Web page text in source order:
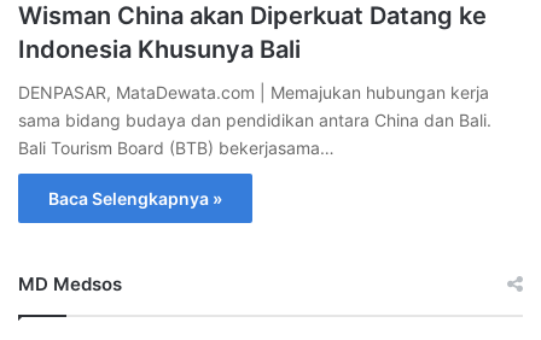
Wisman China akan Diperkuat Datang ke
Indonesia Khusunya Bali
DENPASAR, MataDewata.com | Memajukan hubungan kerja
sama bidang budaya dan pendidikan antara China dan Bali.
Bali Tourism Board (BTB) bekerjasama…
Baca Selengkapnya »
MD Medsos